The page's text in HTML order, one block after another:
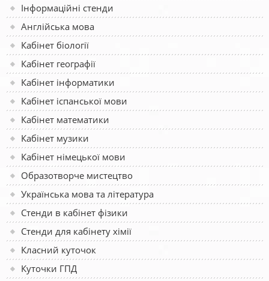
Інформаційні стенди
Англійська мова
Кабінет біології
Кабінет географії
Кабінет інформатики
Кабінет іспанської мови
Кабінет математики
Кабінет музики
Кабінет німецької мови
Образотворче мистецтво
Українська мова та література
Стенди в кабінет фізики
Стенди для кабінету хімії
Класний куточок
Куточки ГПД